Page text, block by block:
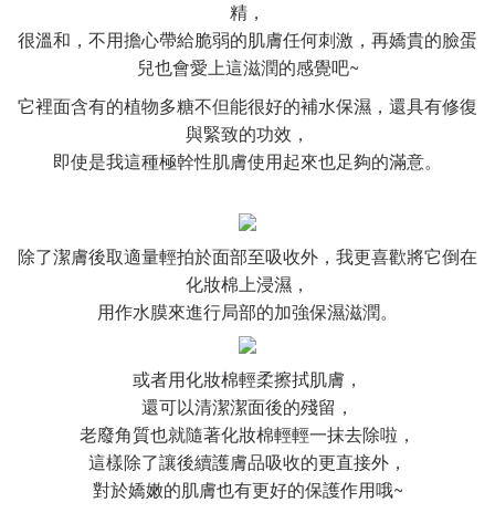
精，
很溫和，不用擔心帶給脆弱的肌膚任何刺激，再嬌貴的臉蛋
兒也會愛上這滋潤的感覺吧~
它裡面含有的植物多糖不但能很好的補水保濕，還具有修復
與緊致的功效，
即使是我這種極幹性肌膚使用起來也足夠的滿意。
除了潔膚後取適量輕拍於面部至吸收外，我更喜歡將它倒在
化妝棉上浸濕，
用作水膜來進行局部的加強保濕滋潤。
或者用化妝棉輕柔擦拭肌膚，
還可以清潔潔面後的殘留，
老廢角質也就隨著化妝棉輕輕一抹去除啦，
這樣除了讓後續護膚品吸收的更直接外，
對於嬌嫩的肌膚也有更好的保護作用哦~